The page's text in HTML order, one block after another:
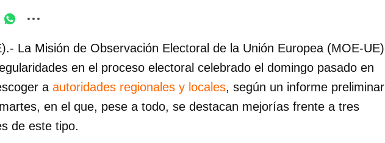
La Misión de Observación Electoral de la Unión Europea (MOE-UE)
en el proceso electoral celebrado el domingo pasado en
a autoridades regionales y locales, según un informe preliminar
en el que, pese a todo, se destacan mejorías frente a tres
de este tipo.